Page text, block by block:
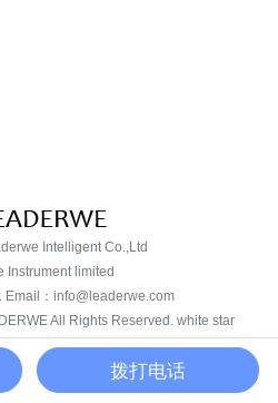
Intelligent Co.,Ltd
Instrument limited
Email： info@leaderwe.com
All Rights Reserved. white star
备16024975号-2
拨打电话